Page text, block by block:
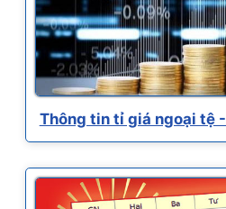
Thông tin tỉ giá ngoại tệ